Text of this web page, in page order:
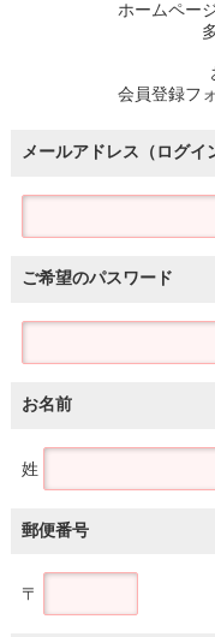
ホームペー
会員登録フ
メールアドレス（ログイ
ご希望のパスワード
お名前
姓
郵便番号
〒